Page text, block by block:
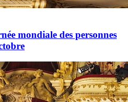
mondiale des personnes